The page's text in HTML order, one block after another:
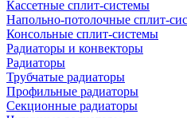
Кассетные сплит-системы
Напольно-потолочные сплит-
Консольные сплит-системы
Радиаторы и конвекторы
Радиаторы
Трубчатые радиаторы
Профильные радиаторы
Секционные радиаторы